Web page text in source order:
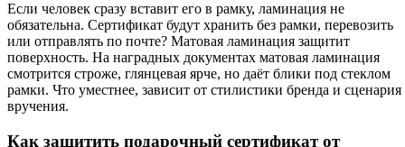
Если человек сразу вставит его в рамку, ламинация не
обязательна. Сертификат будут хранить без рамки, перевозить
или отправлять по почте? Матовая ламинация защитит
поверхность. На наградных документах матовая ламинация
смотрится строже, глянцевая ярче, но даёт блики под стеклом
рамки. Что уместнее, зависит от стилистики бренда и сценария
вручения.
Как защитить подарочный сертификат от